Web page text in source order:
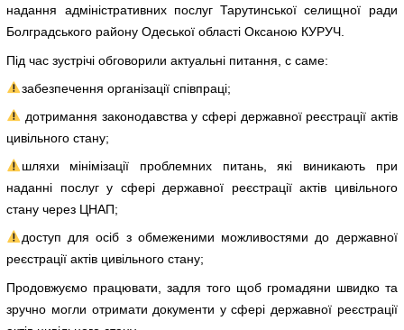
надання адміністративних послуг Тарутинської селищної ради
Болградського району Одеської області Оксаною КУРУЧ.
Під час зустрічі обговорили актуальні питання, с саме:
забезпечення організації співпраці;
дотримання законодавства у сфері державної реєстрації актів
цивільного стану;
шляхи мінімізації проблемних питань, які виникають при
наданні послуг у сфері державної реєстрації актів цивільного
стану через ЦНАП;
доступ для осіб з обмеженими можливостями до державної
реєстрації актів цивільного стану;
Продовжуємо працювати, задля того щоб громадяни швидко та
зручно могли отримати документи у сфері державної реєстрації